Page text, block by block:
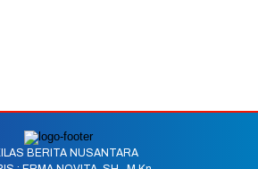
BERITA NUSANTARA